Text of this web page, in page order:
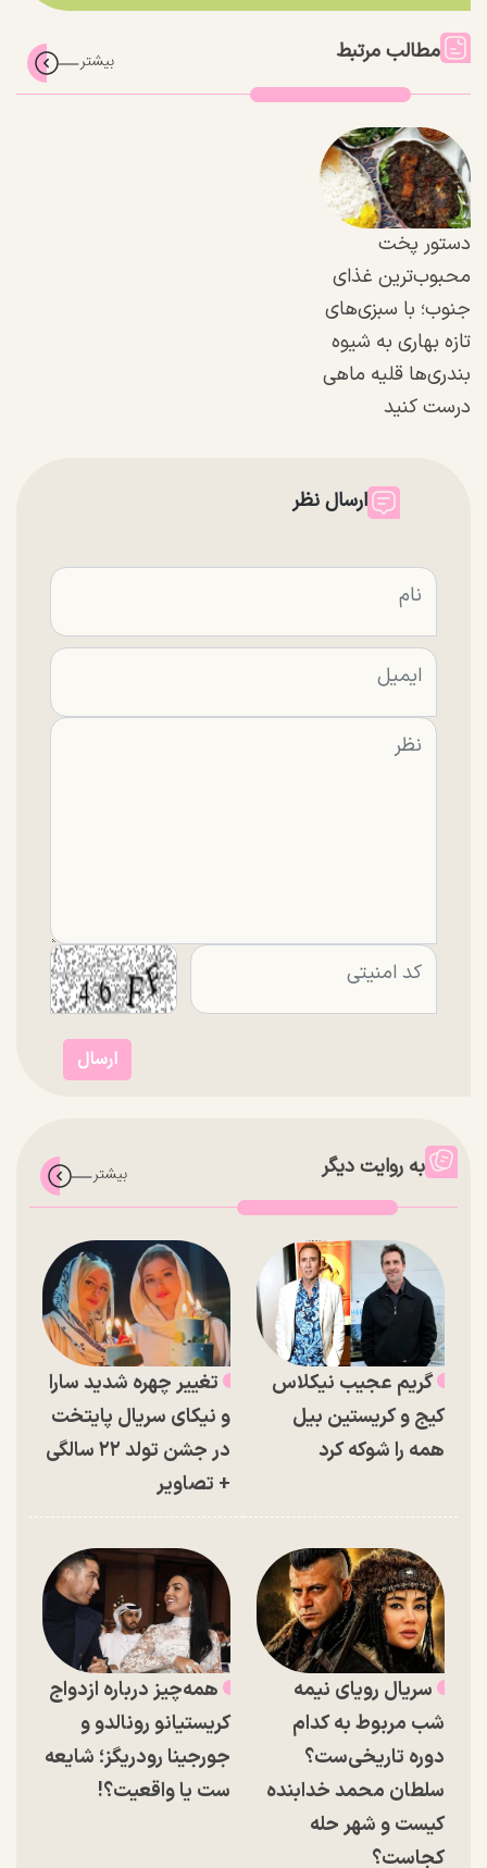
مطالب مرتبط
دستور پخت
محبوب‌ترین غذای
جنوب؛ با سبزی‌های
تازه بهاری به شیوه
بندری‌ها قلیه ماهی
درست کنید
ارسال نظر
به روایت دیگر
گریم عجیب نیکلاس
کیج و کریستین بیل
همه را شوکه کرد
تغییر چهره شدید سارا
و نیکای سریال پایتخت
در جشن تولد ۲۲ سالگی
+ تصاویر
سریال رویای نیمه
شب مربوط به کدام
دوره تاریخی‌ست؟
سلطان محمد خدابنده
کیست و شهر حله
کجاست؟
همه‌چیز درباره ازدواج
کریستیانو رونالدو و
جورجینا رودریگز؛ شایعه
ست یا واقعیت؟!